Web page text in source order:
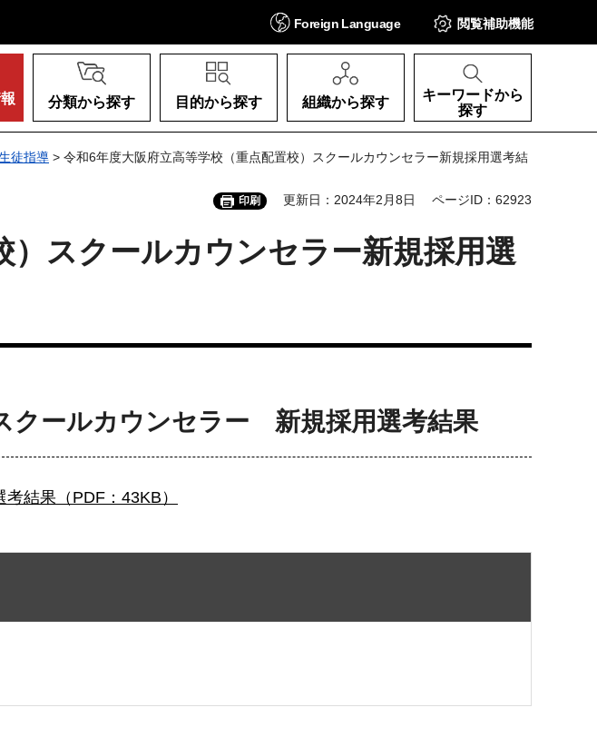
Foreign Language 閲覧補助機能
分類から探す 目的から探す 組織から探す
キーワードから
探す
徒指導 > 令和6年度大阪府立高等学校（重点配置校）スクールカウンセラー新規採用選考結
印刷 更新日：2024年2月8日 ページID：62923
スクールカウンセラー新規採用選
クールカウンセラー 新規採用選考結果
結果（PDF：43KB）